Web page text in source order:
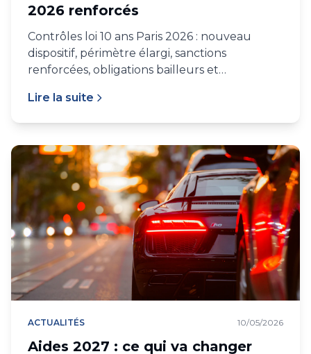
2026 renforcés
Contrôles loi 10 ans Paris 2026 : nouveau
dispositif, périmètre élargi, sanctions
renforcées, obligations bailleurs et
Lire la suite
ACTUALITÉS 10/05/2026
Aides 2027 : ce qui va changer